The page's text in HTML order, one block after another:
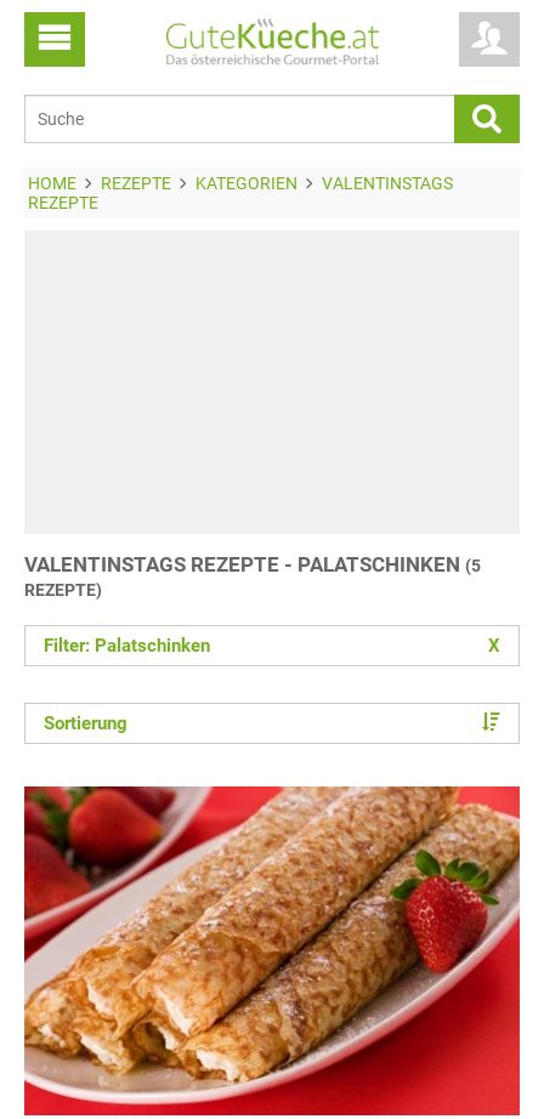
HOME REZEPTE KATEGORIEN
VALENTINSTAGS
REZEPTE
VALENTINSTAGS REZEPTE - PALATSCHINKEN (5
REZEPTE)
Filter: Palatschinken X
Sortierung